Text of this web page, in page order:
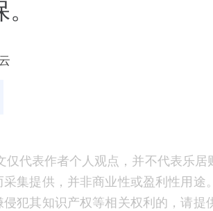
仅代表作者个人观点，并不代表乐居
集提供，并非商业性或盈利性用途
犯其知识产权等相关权利的，请提